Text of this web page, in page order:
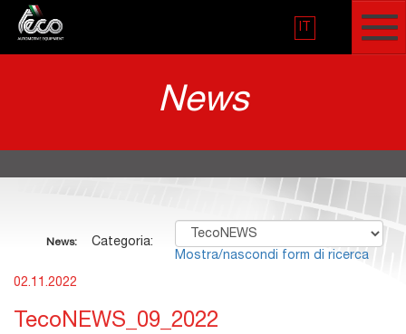
IT
News
News: Categoria:
Mostra/nascondi form di ricerca
02.11.2022
TecoNEWS_09_2022